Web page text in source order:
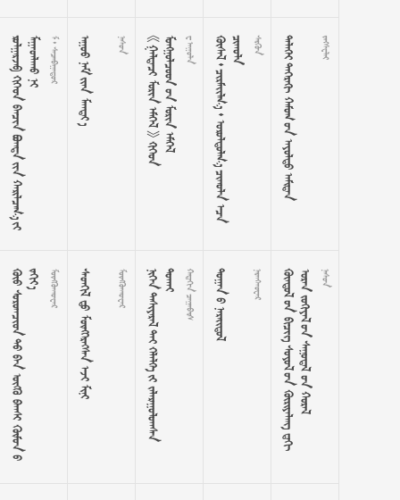
  


















































 
    














































 






































 
    




































 
      












































  
   





























































